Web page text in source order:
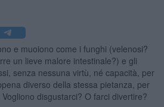
e muoiono come i funghi (velenosi?
un lieve malore intestinale?) e gli
senza nessuna virtù, né capacità, per
diverso della stessa pietanza, per
disgustarci? O farci divertire?